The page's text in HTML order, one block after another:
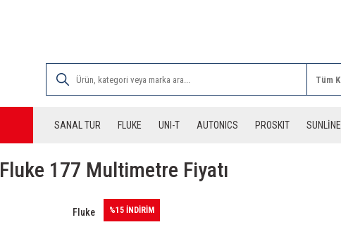
SANAL TUR FLUKE UNI-T AUTONICS PROSKIT SUNLİNE
Fluke 177 Multimetre Fiyatı
%15 İNDİRİM
Fluke